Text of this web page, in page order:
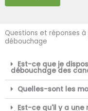
Questions et réponses
débouchage
Est-ce que je
débouchage des
Quelles-sont les
Est-ce qu'il y a une